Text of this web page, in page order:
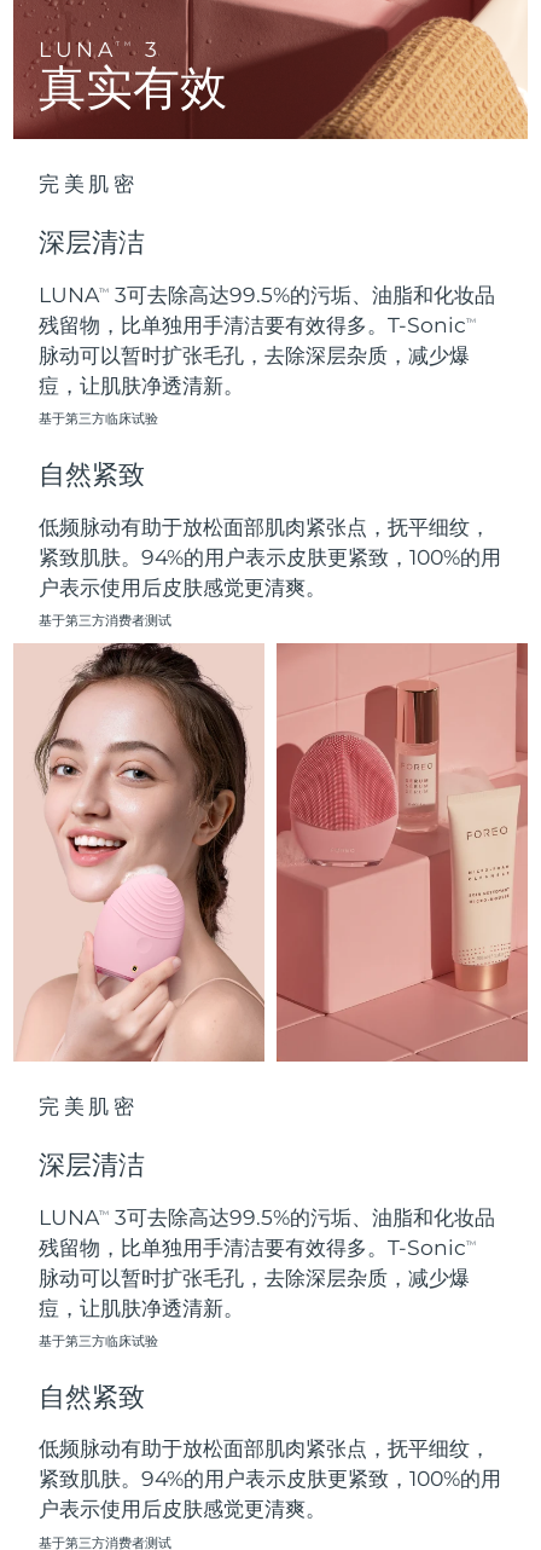
LUNATM 3
真实有效
完美肌密
深层清洁
LUNATM
3可去除高达99.5%的污垢、油脂和化妆品
残留物，比单独用手清洁要有效得多。T-SonicTM
脉动可以暂时扩张毛孔，去除深层杂质，减少爆
痘，让肌肤净透清新。
基于第三方临床试验
自然紧致
低频脉动有助于放松面部肌肉紧张点，抚平细纹，
紧致肌肤。94%的用户表示皮肤更紧致，100%的用
户表示使用后皮肤感觉更清爽。
基于第三方消费者测试
完美肌密
深层清洁
LUNATM
3可去除高达99.5%的污垢、油脂和化妆品
残留物，比单独用手清洁要有效得多。T-SonicTM
脉动可以暂时扩张毛孔，去除深层杂质，减少爆
痘，让肌肤净透清新。
基于第三方临床试验
自然紧致
低频脉动有助于放松面部肌肉紧张点，抚平细纹，
紧致肌肤。94%的用户表示皮肤更紧致，100%的用
户表示使用后皮肤感觉更清爽。
基于第三方消费者测试
全部购买
关于我们
日本 预计送达日期8/12/26
泽西岛 预计送达日期8/14/26
黎巴嫩 预计送达日期8/10/26
立陶宛
中国澳门特别行政区
马来西亚 预计送达日期8/12/26
马耳他
墨西哥 8/13/26
摩纳哥 预计送达日期
荷兰 预计送达日期 8/9/26
新西兰 预计送达日期 8/9/26
挪威 8/9/26
8/12/26
菲律宾 预计送达日期 8/12/26
波兰 预计送达日期8/10/26
葡萄牙
波多黎各
卡塔尔 预计送达日期 8/10/26
留尼汪 预计送达日期 8/14/26
罗马尼亚
俄罗斯
沙特阿拉伯 预计送达日期8/10/26
新加坡